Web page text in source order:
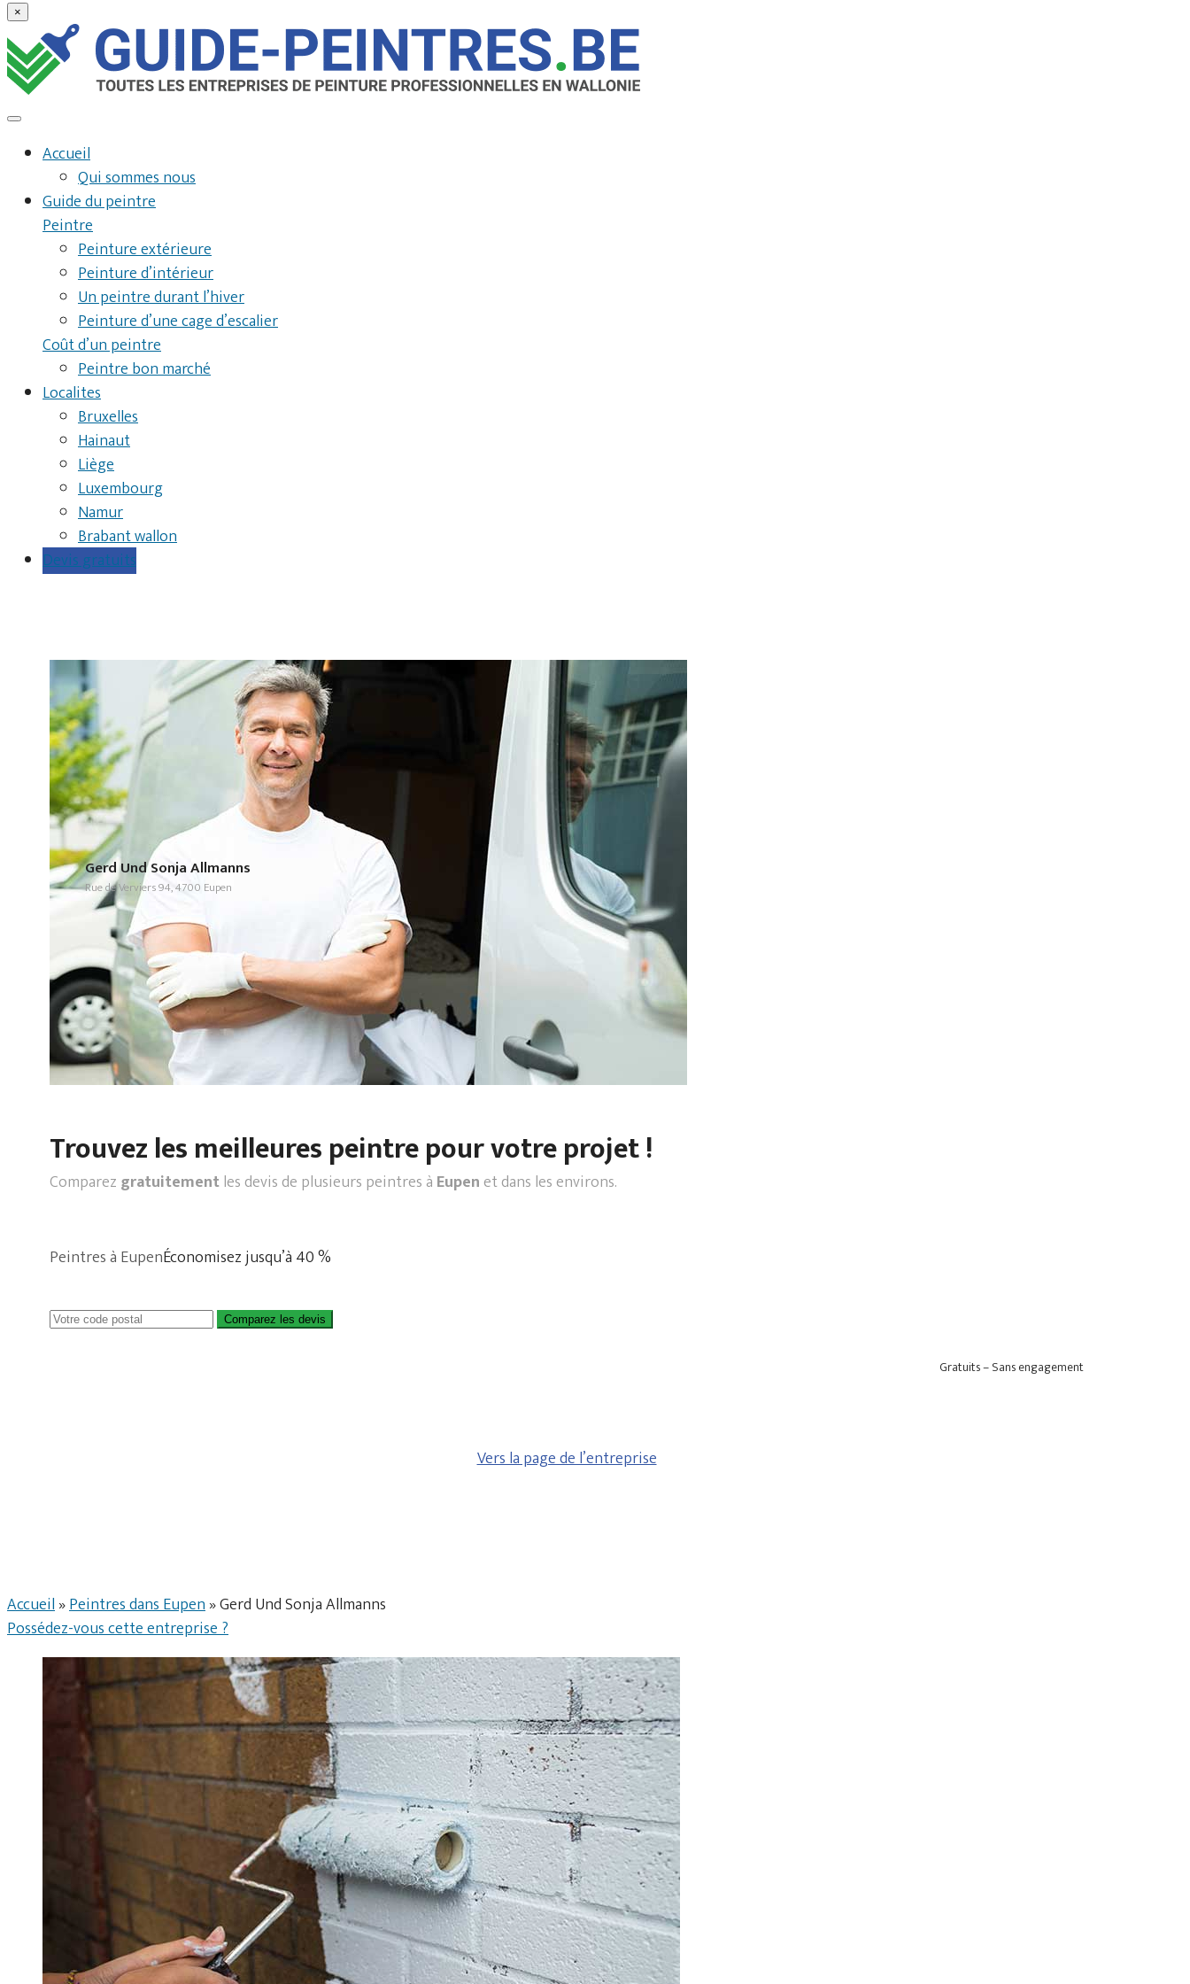
×
Accueil
Qui sommes nous
Guide du peintre
Peintre
Peinture extérieure
Peinture d’intérieur
Un peintre durant l’hiver
Peinture d’une cage d’escalier
Coût d’un peintre
Peintre bon marché
Localites
Bruxelles
Hainaut
Liège
Luxembourg
Namur
Brabant wallon
Devis gratuits
Gerd Und Sonja Allmanns
Rue de Verviers 94, 4700 Eupen
Trouvez les meilleures peintre pour votre projet !
Comparez gratuitementles devis de plusieurs peintres à Eupenet dans les environs.
Peintres à EupenÉconomisez jusqu’à 40 %
Comparez les devis
Gratuits – Sans engagement
Vers la page de l’entreprise
Accueil»Peintres dans Eupen»Gerd Und Sonja Allmanns
Possédez-vous cette entreprise ?